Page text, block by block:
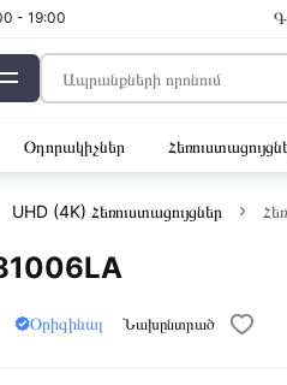
- 19:00
Օդորակիչներ
UHD (4K) Հեռուստացույցներ
Օրիգինալ Նախընտրած